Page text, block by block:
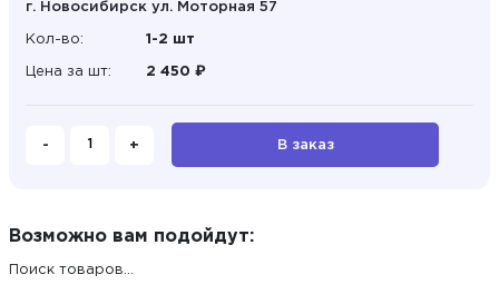
г. Новосибирск ул. Моторная 57
Кол-во: 1-2 шт
Цена за шт: 2 450 ₽
- + В заказ
Возможно вам подойдут:
Поиск товаров...